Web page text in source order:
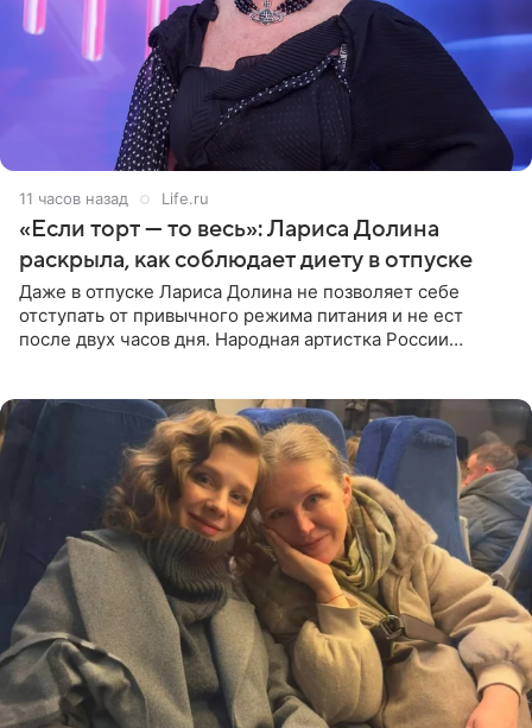
11 часов назад Life.ru
«Если торт — то весь»: Лариса Долина
раскрыла, как соблюдает диету в отпуске
Даже в отпуске Лариса Долина не позволяет себе
отступать от привычного режима питания и не ест
после двух часов дня. Народная артистка России